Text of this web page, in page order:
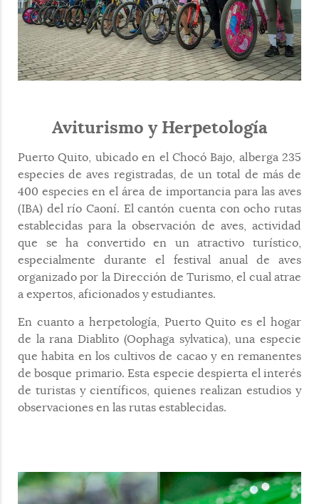
Aviturismo y Herpetología
Puerto Quito, ubicado en el Chocó Bajo, alberga 235
especies de aves registradas, de un total de más de
400 especies en el área de importancia para las aves
(IBA) del río Caoní. El cantón cuenta con ocho rutas
establecidas para la observación de aves, actividad
que se ha convertido en un atractivo turístico,
especialmente durante el festival anual de aves
organizado por la Dirección de Turismo, el cual atrae
a expertos, aficionados y estudiantes.
En cuanto a herpetología, Puerto Quito es el hogar
de la rana Diablito (Oophaga sylvatica), una especie
que habita en los cultivos de cacao y en remanentes
de bosque primario. Esta especie despierta el interés
de turistas y científicos, quienes realizan estudios y
observaciones en las rutas establecidas.